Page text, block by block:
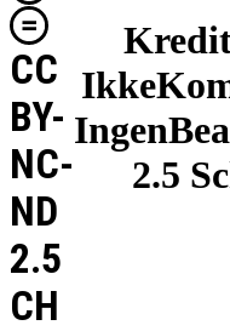
2.5
CC
BY-
NC-
ND
2.5
CH